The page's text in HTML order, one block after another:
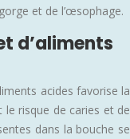
et de l’œsophage.
d’aliments
acides favorise la
le risque de caries et de
dans la bouche se